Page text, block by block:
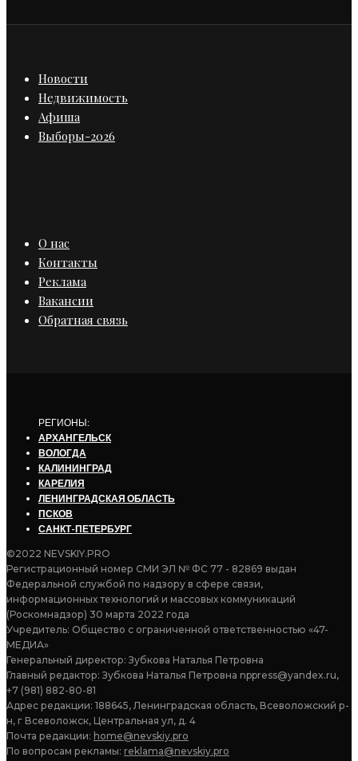
Новости
Недвижимость
Афиша
Выборы-2026
О нас
Контакты
Реклама
Вакансии
Обратная связь
РЕГИОНЫ:
АРХАНГЕЛЬСК
ВОЛОГДА
КАЛИНИНГРАД
КАРЕЛИЯ
ЛЕНИНГРАДСКАЯ ОБЛАСТЬ
ПСКОВ
САНКТ-ПЕТЕРБУРГ
©2022 NEVSKIY.PRO
Регистрационный номер СМИ ЭЛ № ФС 77 - 82869 выдан
Федеральной службой по надзору в сфере связи,
информационных технологий и массовых коммуникаций
(Роскомнадзор) 30 марта 2022 года
Учредитель: Общество с ограниченной ответственностью «47-
МЕДИА»
Генеральный директор: Зубкова Наталья Петровна
Главный редактор: Зубкова Наталья Петровна nppress@yandex.ru,
+7 (981) 882-80-81
Адрес редакции: 188645, Ленинградская область, Всеволожский р-
н, г Всеволожск, Центральная ул, д. 4
Почта редакции: home@nevskiy.pro
По вопросам рекламы: reklama@nevskiy.pro